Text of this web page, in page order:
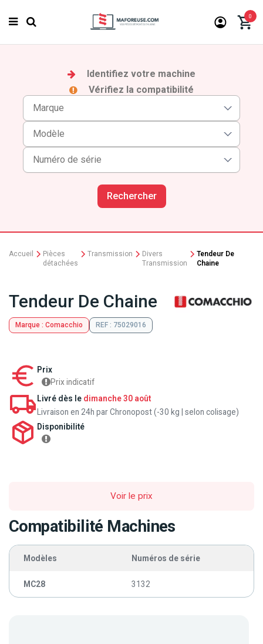
0
Identifiez votre machine
Vérifiez la compatibilité
Rechercher
Accueil
Pièces
détachées
Transmission
Divers
Transmission
Tendeur De
Chaine
Tendeur De Chaine
Marque : Comacchio REF : 75029016
Prix
Prix indicatif
Livré dès le dimanche 30 août
Livraison en 24h par Chronopost (-30 kg | selon colisage)
Disponibilité
Voir le prix
Compatibilité Machines
Modèles Numéros de série
MC28 3132